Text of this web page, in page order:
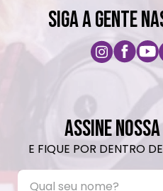
SIGA A GENTE
ASSINE
E FIQUE POR DENTRO